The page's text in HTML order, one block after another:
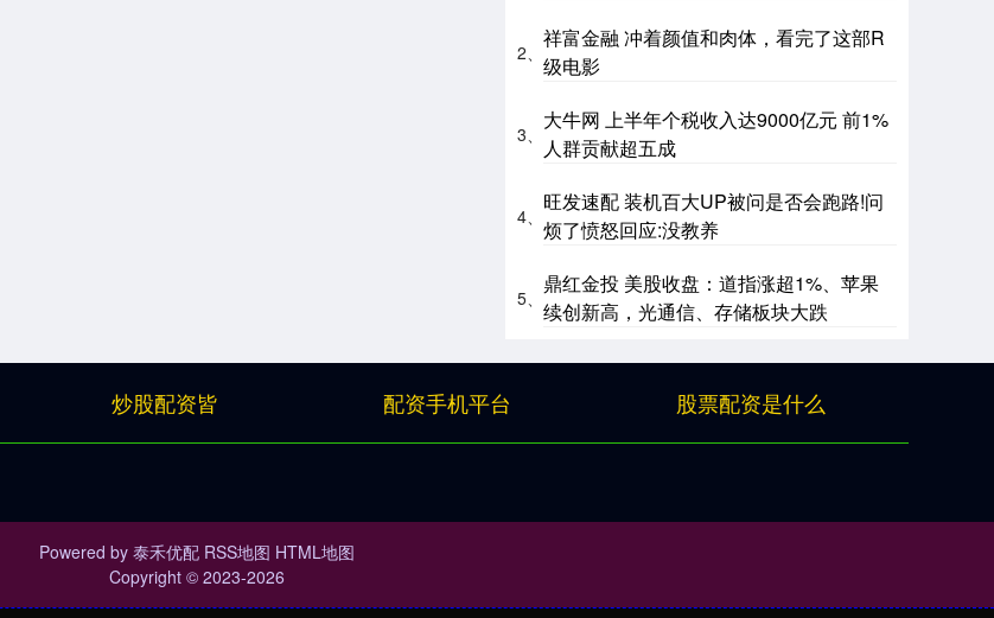
2、
祥富金融 冲着颜值和肉体，看完了这部R
级电影
3、
大牛网 上半年个税收入达9000亿元 前1%
人群贡献超五成
4、
旺发速配 装机百大UP被问是否会跑路!问
烦了愤怒回应:没教养
5、
鼎红金投 美股收盘：道指涨超1%、苹果
续创新高，光通信、存储板块大跌
炒股配资皆 配资手机平台 股票配资是什么
Powered by 泰禾优配 RSS地图 HTML地图
Copyright © 2023-2026